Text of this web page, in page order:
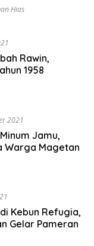
Hias
Rawin,
1958
2021
Jamu,
Warga Magetan
Kebun Refugia,
Gelar Pameran